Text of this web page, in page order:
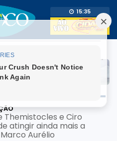
15:35
do filho pré-
mutirão de saúde; pode
eleitoral?